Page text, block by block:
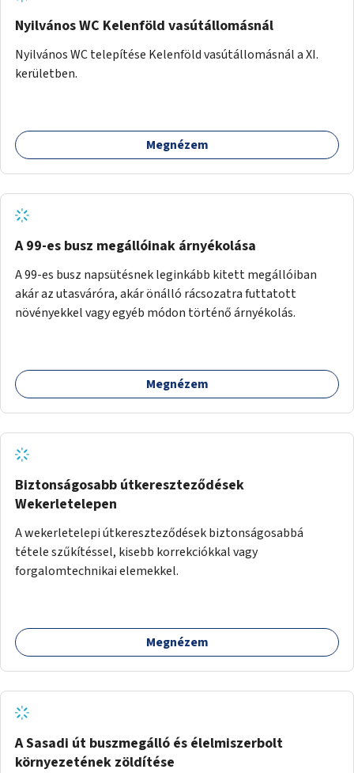
Nyilvános WC Kelenföld vasútállomásnál
Nyilvános WC telepítése Kelenföld vasútállomásnál a XI.
kerületben.
Megnézem
A 99-es busz megállóinak árnyékolása
A 99-es busz napsütésnek leginkább kitett megállóiban
akár az utasváróra, akár önálló rácsozatra futtatott
növényekkel vagy egyéb módon történő árnyékolás.
Megnézem
Biztonságosabb útkereszteződések
Wekerletelepen
A wekerletelepi útkereszteződések biztonságosabbá
tétele szűkítéssel, kisebb korrekciókkal vagy
forgalomtechnikai elemekkel.
Megnézem
A Sasadi út buszmegálló és élelmiszerbolt
környezetének zöldítése